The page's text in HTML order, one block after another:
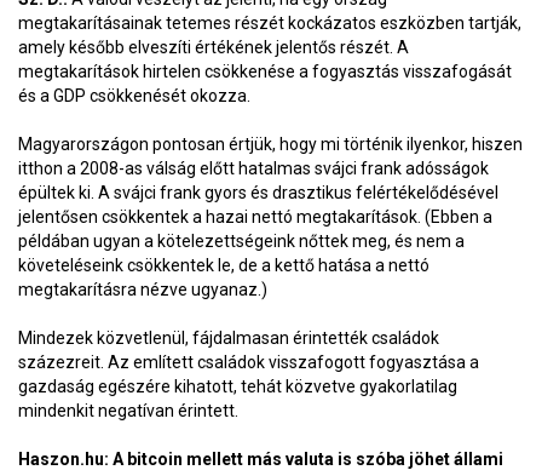
megtakarításainak tetemes részét kockázatos eszközben tartják,
amely később elveszíti értékének jelentős részét. A
megtakarítások hirtelen csökkenése a fogyasztás visszafogását
és a GDP csökkenését okozza.
Magyarországon pontosan értjük, hogy mi történik ilyenkor, hiszen
itthon a 2008-as válság előtt hatalmas svájci frank adósságok
épültek ki. A svájci frank gyors és drasztikus felértékelődésével
jelentősen csökkentek a hazai nettó megtakarítások. (Ebben a
példában ugyan a kötelezettségeink nőttek meg, és nem a
követeléseink csökkentek le, de a kettő hatása a nettó
megtakarításra nézve ugyanaz.)
Mindezek közvetlenül, fájdalmasan érintették családok
százezreit. Az említett családok visszafogott fogyasztása a
gazdaság egészére kihatott, tehát közvetve gyakorlatilag
mindenkit negatívan érintett.
Haszon.hu: A bitcoin mellett más valuta is szóba jöhet állami